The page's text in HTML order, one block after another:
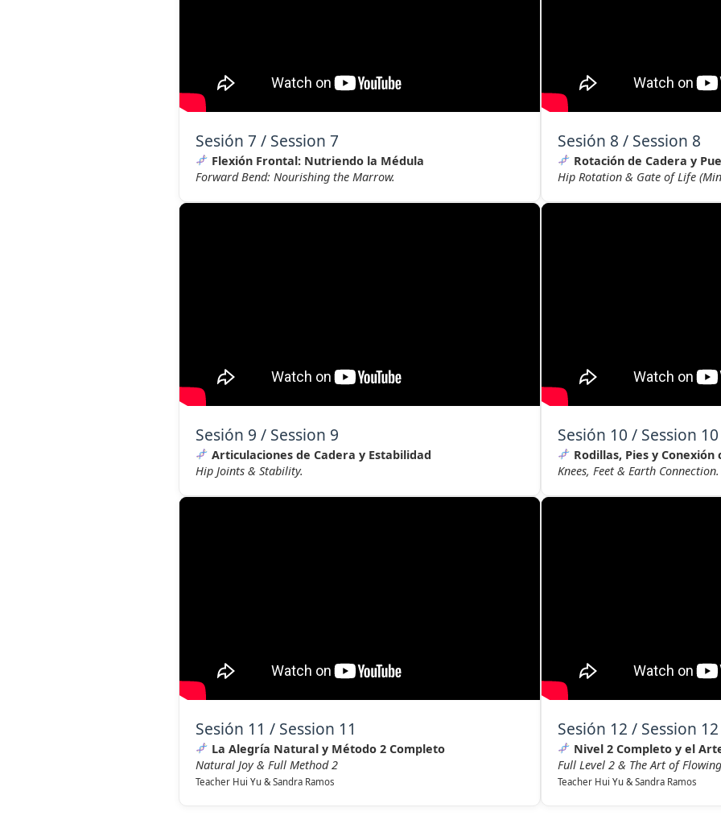
Sesión 7 / Session 7
Flexión Frontal: Nutriendo la Médula
Forward Bend: Nourishing the Marrow.
Sesión 8 / Session 8
Rotación de Cadera y
Hip Rotation & Gate of Life
Sesión 9 / Session 9
Articulaciones de Cadera y Estabilidad
Hip Joints & Stability.
Sesión 10 / Session 10
Rodillas, Pies y Conexión
Knees, Feet & Earth Connection.
Sesión 11 / Session 11
La Alegría Natural y Método 2 Completo
Natural Joy & Full Method 2
Teacher Hui Yu & Sandra Ramos
Sesión 12 / Session 12
Nivel 2 Completo y el
Full Level 2 & The Art of Flowing
Teacher Hui Yu & Sandra Ramos